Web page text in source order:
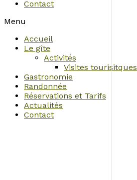
Contact
Menu
Accueil
Le gîte
Activités
Visites tourisitques
Gastronomie
Randonnée
Réservations et Tarifs
Actualités
Contact